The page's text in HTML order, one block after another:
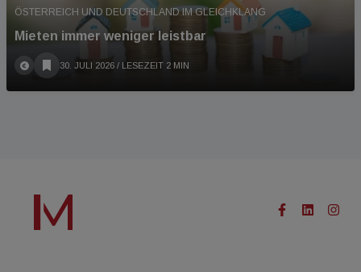
ÖSTERREICH UND DEUTSCHLAND IM GLEICHKLANG
Mieten immer weniger leistbar
30. JULI 2026 / LESEZEIT 2 MIN